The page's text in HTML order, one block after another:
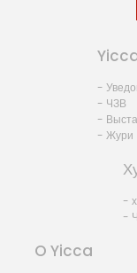
-
- ЧЗВ
-
- Жури
-
-
O Yicca